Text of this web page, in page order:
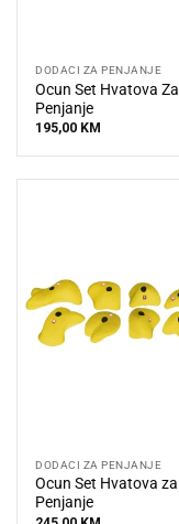
DODACI ZA PENJANJE
Ocun Set Hvatova Za
Penjanje
195,00 KM
DODACI ZA PENJANJE
Ocun Set Hvatova za
Penjanje